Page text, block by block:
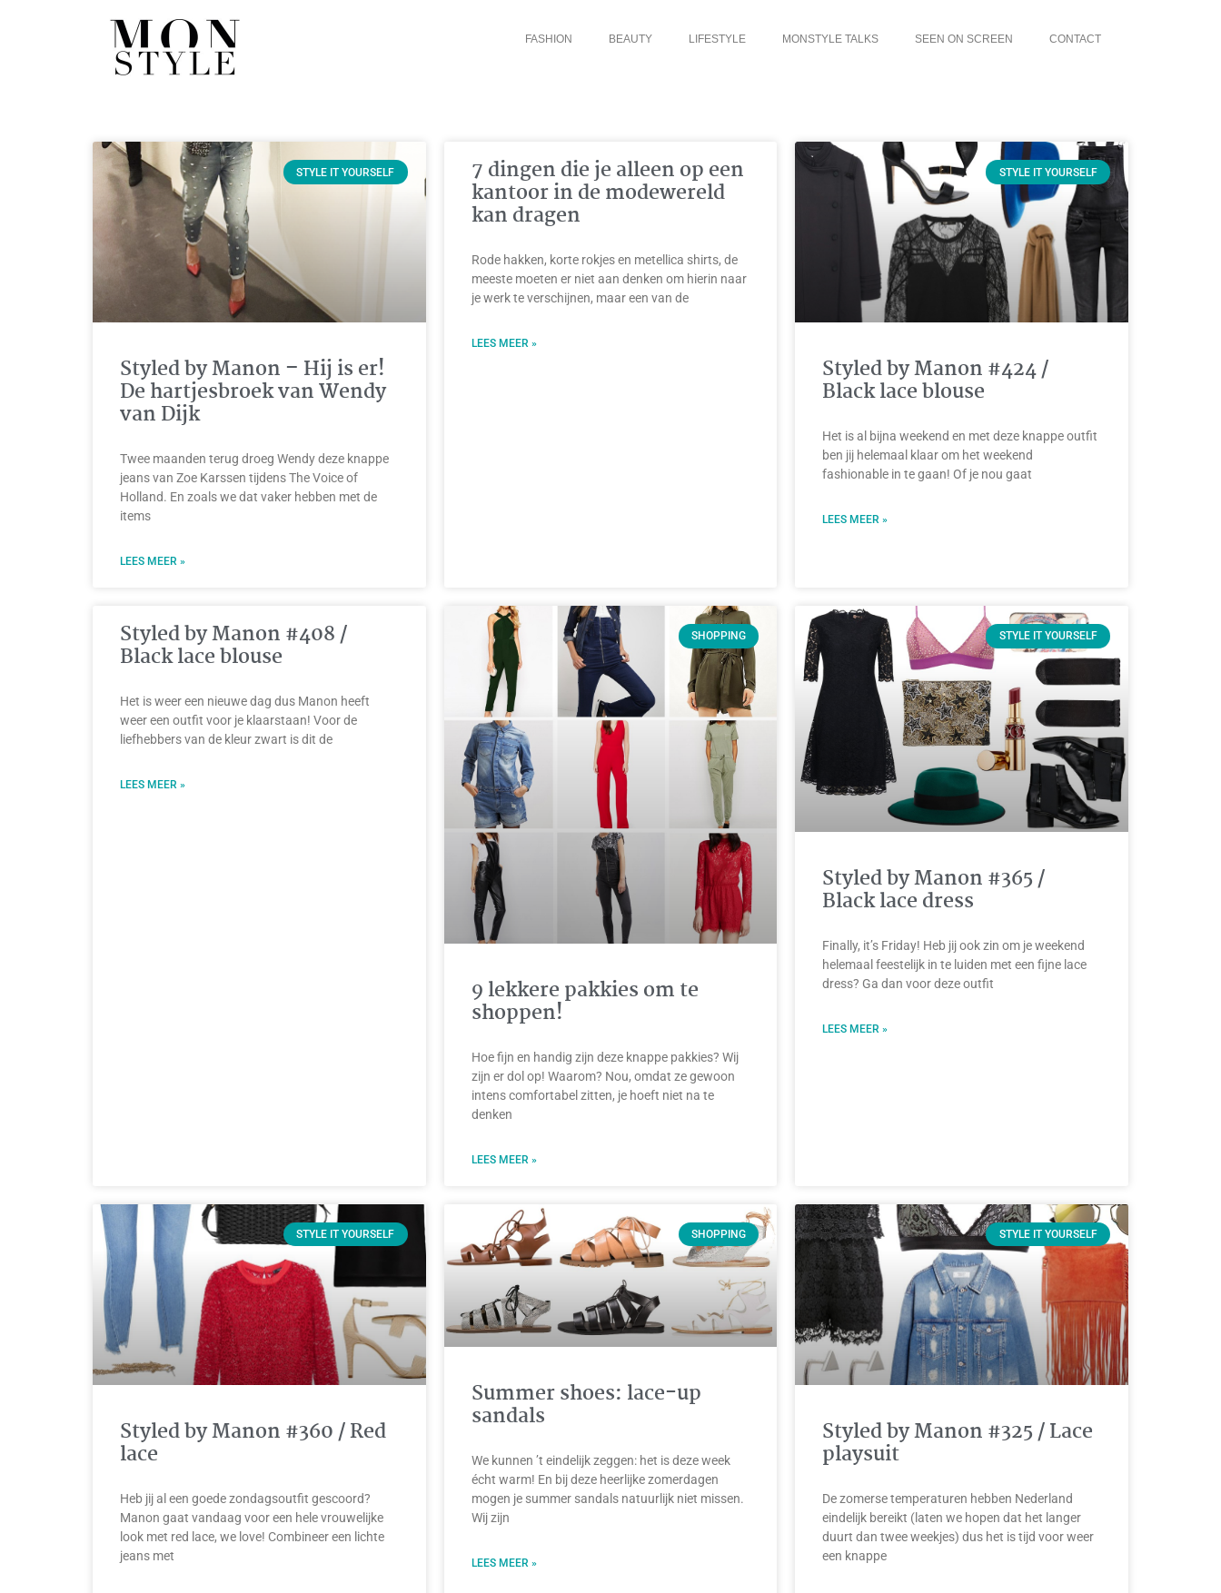
FASHION BEAUTY LIFESTYLE MONSTYLE TALKS SEEN ON SCREEN CONTACT
STYLE IT YOURSELF
Styled by Manon – Hij is er!
De hartjesbroek van Wendy
van Dijk
Twee maanden terug droeg Wendy deze knappe
jeans van Zoe Karssen tijdens The Voice of
Holland. En zoals we dat vaker hebben met de
items
LEES MEER »
7 dingen die je alleen op een
kantoor in de modewereld
kan dragen
Rode hakken, korte rokjes en metellica shirts, de
meeste moeten er niet aan denken om hierin naar
je werk te verschijnen, maar een van de
LEES MEER »
STYLE IT YOURSELF
Styled by Manon #424 /
Black lace blouse
Het is al bijna weekend en met deze knappe outfit
ben jij helemaal klaar om het weekend
fashionable in te gaan! Of je nou gaat
LEES MEER »
Styled by Manon #408 /
Black lace blouse
Het is weer een nieuwe dag dus Manon heeft
weer een outfit voor je klaarstaan! Voor de
liefhebbers van de kleur zwart is dit de
LEES MEER »
SHOPPING
9 lekkere pakkies om te
shoppen!
Hoe fijn en handig zijn deze knappe pakkies? Wij
zijn er dol op! Waarom? Nou, omdat ze gewoon
intens comfortabel zitten, je hoeft niet na te
denken
LEES MEER »
STYLE IT YOURSELF
Styled by Manon #365 /
Black lace dress
Finally, it’s Friday! Heb jij ook zin om je weekend
helemaal feestelijk in te luiden met een fijne lace
dress? Ga dan voor deze outfit
LEES MEER »
STYLE IT YOURSELF
Styled by Manon #360 / Red
lace
Heb jij al een goede zondagsoutfit gescoord?
Manon gaat vandaag voor een hele vrouwelijke
look met red lace, we love! Combineer een lichte
jeans met
SHOPPING
Summer shoes: lace-up
sandals
We kunnen ’t eindelijk zeggen: het is deze week
écht warm! En bij deze heerlijke zomerdagen
mogen je summer sandals natuurlijk niet missen.
Wij zijn
LEES MEER »
STYLE IT YOURSELF
Styled by Manon #325 / Lace
playsuit
De zomerse temperaturen hebben Nederland
eindelijk bereikt (laten we hopen dat het langer
duurt dan twee weekjes) dus het is tijd voor weer
een knappe